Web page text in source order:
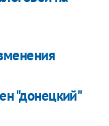
"донецкий"